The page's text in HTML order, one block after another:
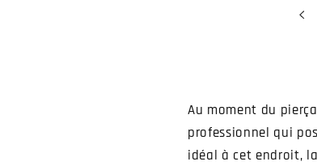
Au moment du
professionnel qui
idéal à cet endroit,